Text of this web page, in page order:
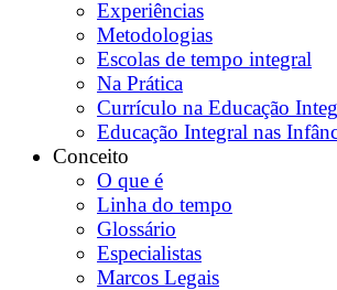
Experiências
Metodologias
Escolas de tempo integral
Na Prática
Currículo na Educação
Educação Integral nas
Conceito
O que é
Linha do tempo
Glossário
Especialistas
Marcos Legais